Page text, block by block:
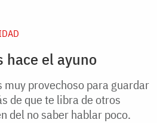
hace el ayuno
provechoso para guardar
de que te libra de otros
del no saber hablar poco.